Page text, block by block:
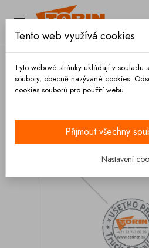

Tento web využívá cookies
Tyto webové stránky ukládají v souladu
soubory, obecně nazývané cookies.
cookies souborů pro použití webu.
Přijmout všechny
Nastavení